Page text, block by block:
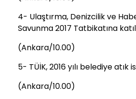
4- Ulaştırma, Denizcilik ve
Savunma 2017 Tatbikatına
(Ankara/10.00)
5- TÜİK, 2016 yılı belediye
(Ankara/10.00)